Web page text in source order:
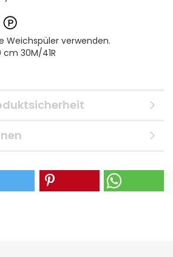
Weichspüler verwenden.
cm 30M/41R